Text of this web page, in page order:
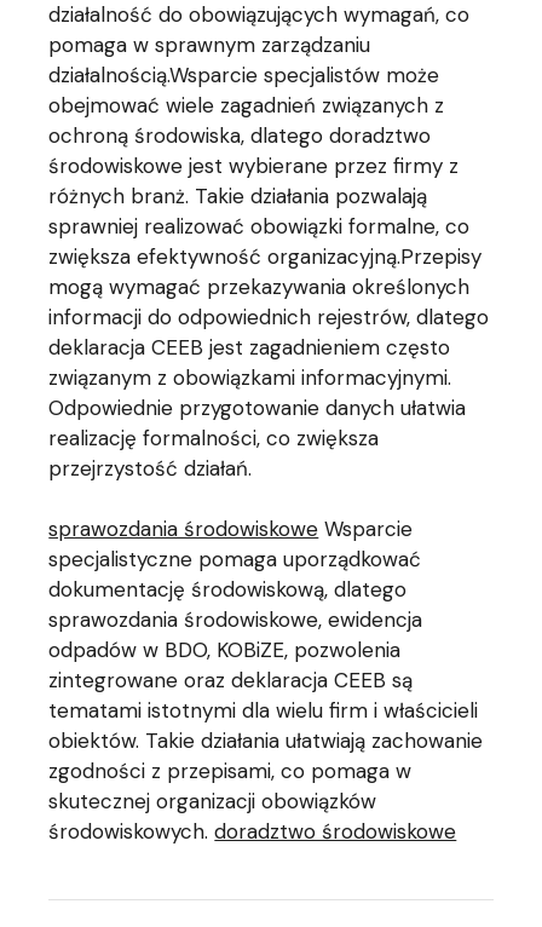
działalność do obowiązujących wymagań, co
pomaga w sprawnym zarządzaniu
działalnością.Wsparcie specjalistów może
obejmować wiele zagadnień związanych z
ochroną środowiska, dlatego doradztwo
środowiskowe jest wybierane przez firmy z
różnych branż. Takie działania pozwalają
sprawniej realizować obowiązki formalne, co
zwiększa efektywność organizacyjną.Przepisy
mogą wymagać przekazywania określonych
informacji do odpowiednich rejestrów, dlatego
deklaracja CEEB jest zagadnieniem często
związanym z obowiązkami informacyjnymi.
Odpowiednie przygotowanie danych ułatwia
realizację formalności, co zwiększa
przejrzystość działań.
sprawozdania środowiskowe Wsparcie
specjalistyczne pomaga uporządkować
dokumentację środowiskową, dlatego
sprawozdania środowiskowe, ewidencja
odpadów w BDO, KOBiZE, pozwolenia
zintegrowane oraz deklaracja CEEB są
tematami istotnymi dla wielu firm i właścicieli
obiektów. Takie działania ułatwiają zachowanie
zgodności z przepisami, co pomaga w
skutecznej organizacji obowiązków
środowiskowych.doradztwo środowiskowe